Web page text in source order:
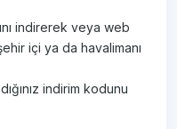
indirerek veya web
içi ya da havalimanı
indirim kodunu